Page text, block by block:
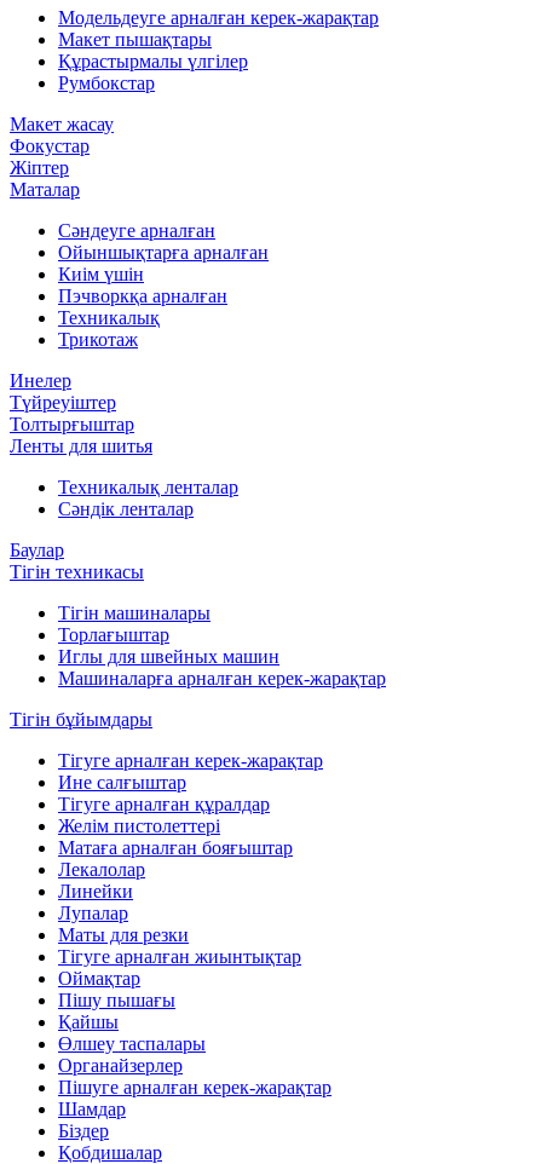
Модельдеуге арналған керек-жарақтар
Макет пышақтары
Құрастырмалы үлгілер
Румбокстар
Макет жасау
Фокустар
Жіптер
Маталар
Сәндеуге арналған
Ойыншықтарға арналған
Киім үшін
Пэчворкқа арналған
Техникалық
Трикотаж
Инелер
Түйреуіштер
Толтырғыштар
Ленты для шитья
Техникалық ленталар
Сәндік ленталар
Баулар
Тігін техникасы
Тігін машиналары
Торлағыштар
Иглы для швейных машин
Машиналарға арналған керек-жарақтар
Тігін бұйымдары
Тігуге арналған керек-жарақтар
Ине салғыштар
Тігуге арналған құралдар
Желім пистолеттері
Матаға арналған бояғыштар
Лекалолар
Линейки
Лупалар
Маты для резки
Тігуге арналған жиынтықтар
Оймақтар
Пішу пышағы
Қайшы
Өлшеу таспалары
Органайзерлер
Пішуге арналған керек-жарақтар
Шамдар
Біздер
Қобдишалар